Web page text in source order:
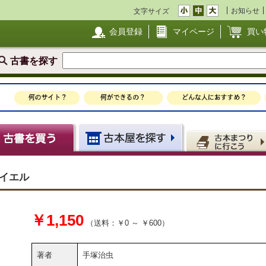
文字サイズ お知らせ
会員登録 マイページ 買い
古書を探す
エル
￥1,150 （送料：￥0 ～ ￥600）
著者 手塚治虫